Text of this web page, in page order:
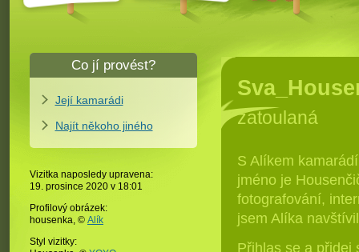
S Alíkem
jméno je
fotografování,
jsem Alíka
Přihlas se a přidej
Co jí provést?
Její kamarádi
Najít někoho jiného
Vizitka naposledy upravena:
19. prosince 2020 v 18:01
Profilový obrázek:
housenka, © Alík
Styl vizitky: